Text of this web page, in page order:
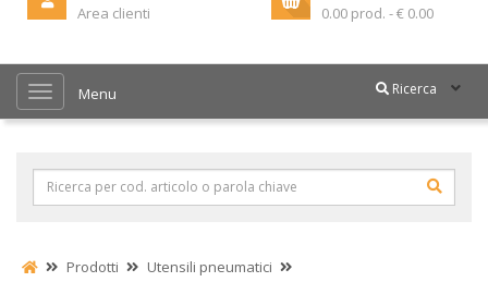
Area clienti
0.00 prod. - € 0.00
Menu Ricerca
Prodotti
Utensili pneumatici